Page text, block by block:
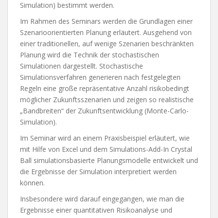
Simulation) bestimmt werden.
Im Rahmen des Seminars werden die Grundlagen einer
Szenarioorientierten Planung erläutert. Ausgehend von
einer traditionellen, auf wenige Szenarien beschränkten
Planung wird die Technik der stochastischen
Simulationen dargestellt. Stochastische
Simulationsverfahren generieren nach festgelegten
Regeln eine große repräsentative Anzahl risikobedingt
möglicher Zukunftsszenarien und zeigen so realistische
„Bandbreiten“ der Zukunftsentwicklung (Monte-Carlo-
Simulation).
Im Seminar wird an einem Praxisbeispiel erläutert, wie
mit Hilfe von Excel und dem Simulations-Add-In Crystal
Ball simulationsbasierte Planungsmodelle entwickelt und
die Ergebnisse der Simulation interpretiert werden
können.
Insbesondere wird darauf eingegangen, wie man die
Ergebnisse einer quantitativen Risikoanalyse und